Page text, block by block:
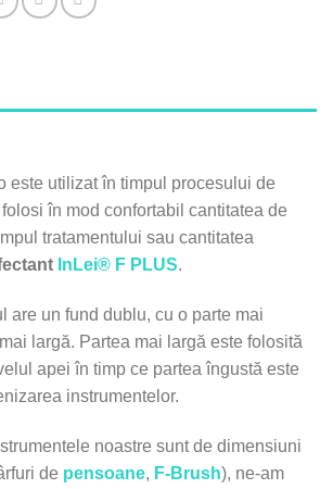
este utilizat în timpul procesului de
în mod confortabil cantitatea de
tratamentului sau cantitatea
InLei® F PLUS.
are un fund dublu, cu o parte mai
largă. Partea mai largă este folosită
apei în timp ce partea îngustă este
instrumentelor.
noastre sunt de dimensiuni
de pensoane, F-Brush), ne-am